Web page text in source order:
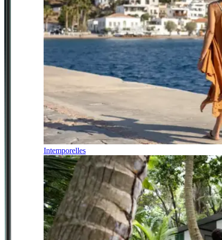
Intemporelles